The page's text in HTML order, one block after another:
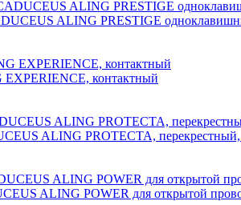
ALING PRESTIGE
контактный
ALING PROTECTA,
ALING POWER для открытой